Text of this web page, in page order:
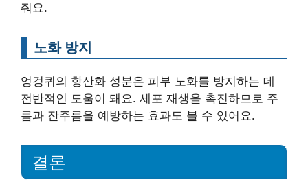
줘요.
노화 방지
엉겅퀴의 항산화 성분은 피부 노화를 방지하는 데
전반적인 도움이 돼요. 세포 재생을 촉진하므로 주
름과 잔주름을 예방하는 효과도 볼 수 있어요.
결론